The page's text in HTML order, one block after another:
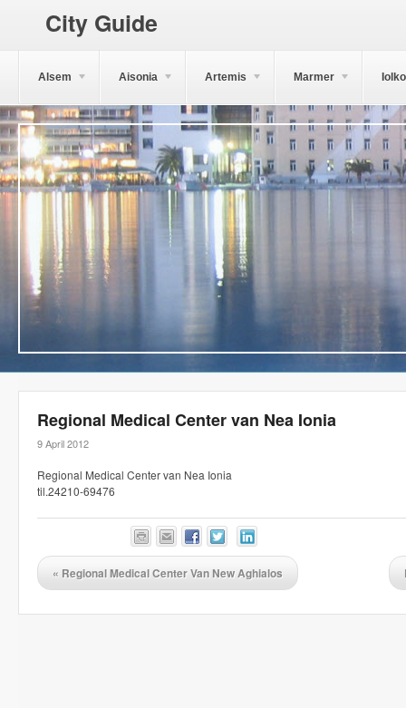
City Guide
Alsem Aisonia Artemis Marmer
Regional Medical Center van Nea Ionia
9 April 2012
Regional Medical Center van Nea Ionia
til.24210-69476
« Regional Medical Center Van New Aghialos